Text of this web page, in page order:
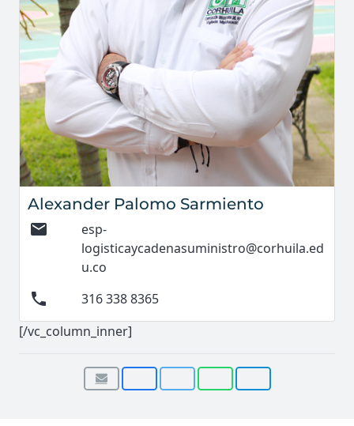
Alexander Palomo Sarmiento
mail
esp-
logisticaycadenasuministro@corhuila.ed
u.co
phone
316 338 8365
[/vc_column_inner]